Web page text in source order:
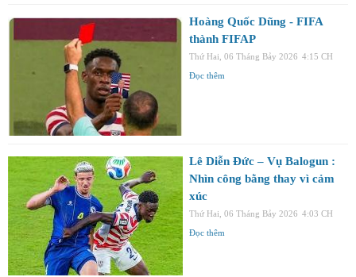
Hoàng Quốc Dũng - FIFA
thành FIFAP
Thứ Hai, 06 Tháng Bảy 2026 4:15 CH
Đọc thêm
Lê Diễn Đức – Vụ Balogun :
Nhìn công bằng thay vì cảm
xúc
Thứ Hai, 06 Tháng Bảy 2026 4:03 CH
Đọc thêm